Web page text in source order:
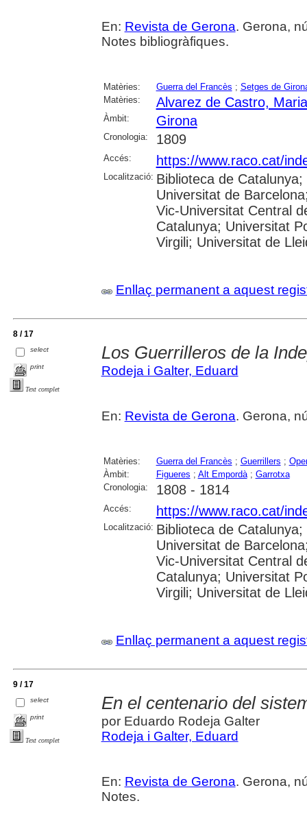
En: Revista de Gerona. Gerona,
Notes bibliogràfiques.
Matèries: Guerra del Francès ; Setges de
Matèries:
Alvarez de Castro,
Àmbit: Girona
Cronologia: 1809
Accés: https://www.raco.cat/
Localització: Biblioteca de
Universitat de
Vic-Universitat Central
Catalunya; Universitat
Virgili; Universitat de
Enllaç permanent a aquest
8 / 17
select
print
Text complet
Los Guerrilleros de la
Rodeja i Galter, Eduard
En: Revista de Gerona. Gerona,
Matèries: Guerra del Francès ; Guerrillers ;
Àmbit:
Figueres ; Alt Empordà; Garrotxa
Cronologia:
1808 - 1814
Accés: https://www.raco.cat/
Localització: Biblioteca de
Universitat de
Vic-Universitat Central
Catalunya; Universitat
Virgili; Universitat de
Enllaç permanent a aquest
9 / 17
select
print
Text complet
En el centenario del
por Eduardo Rodeja Galter
Rodeja i Galter, Eduard
En: Revista de Gerona. Gerona,
Notes.